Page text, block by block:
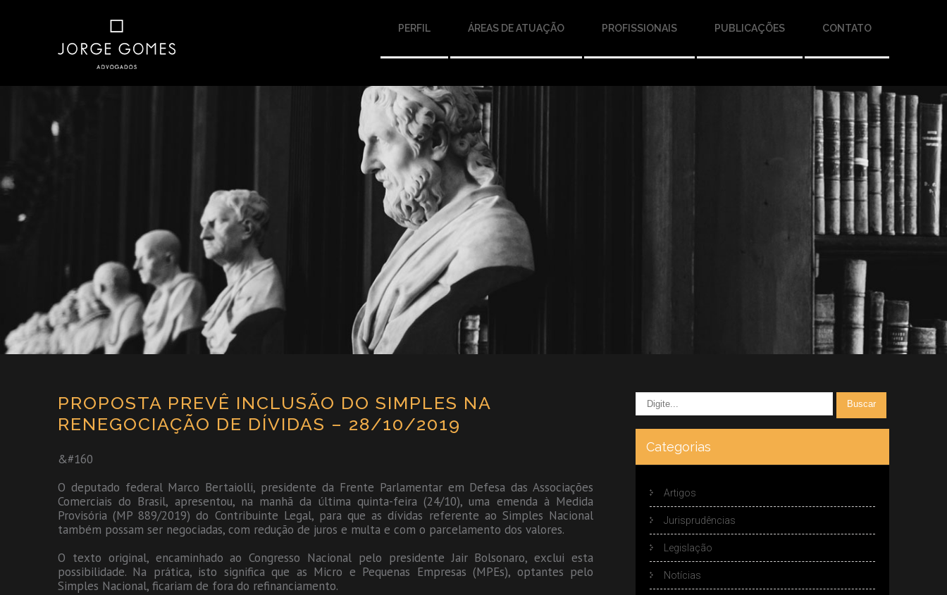
PERFIL ÁREAS DE ATUAÇÃO PROFISSIONAIS PUBLICAÇÕES CONTATO
PROPOSTA PREVÊ INCLUSÃO DO SIMPLES NA
RENEGOCIAÇÃO DE DÍVIDAS – 28/10/2019
&#160
O deputado federal Marco Bertaiolli, presidente da Frente Parlamentar em Defesa das Associações
Comerciais do Brasil, apresentou, na manhã da última quinta-feira (24/10), uma emenda à Medida
Provisória (MP 889/2019) do Contribuinte Legal, para que as dívidas referente ao Simples Nacional
também possam ser negociadas, com redução de juros e multa e com o parcelamento dos valores.
O texto original, encaminhado ao Congresso Nacional pelo presidente Jair Bolsonaro, exclui esta
possibilidade. Na prática, isto significa que as Micro e Pequenas Empresas (MPEs), optantes pelo
Simples Nacional, ficariam de fora do refinanciamento.
Categorias
Artigos
Jurisprudências
Legislação
Notícias